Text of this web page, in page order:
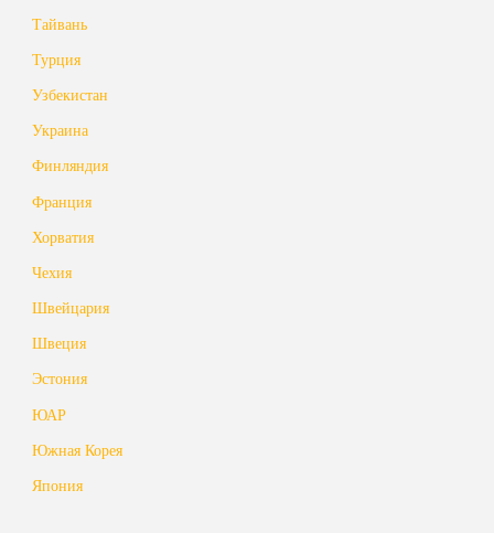
Тайвань
Турция
Узбекистан
Украина
Финляндия
Франция
Хорватия
Чехия
Швейцария
Швеция
Эстония
ЮАР
Южная Корея
Япония